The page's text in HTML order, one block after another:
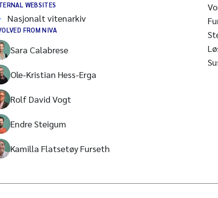
WEBSITES
Nasjonalt vitenarkiv
FROM NIVA
Sara Calabrese
Ole-Kristian Hess-Erga
Rolf David Vogt
Endre Steigum
Kamilla Flatsetøy Furseth